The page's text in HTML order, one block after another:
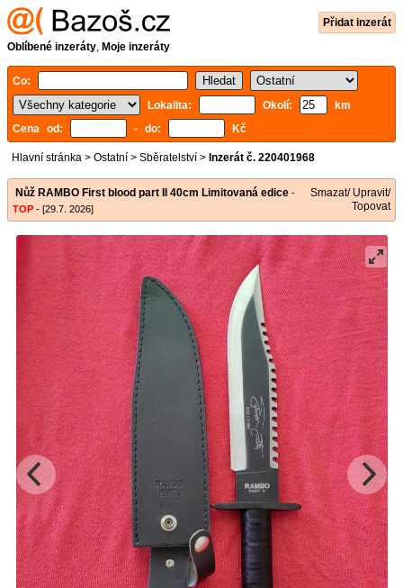
Přidat inzerát
Oblíbené inzeráty, Moje inzeráty
Co:
Lokalita:
Okolí:
km
Cena od:
- do: Kč
Hlavní stránka > Ostatní > Sběratelství > Inzerát č. 220401968
Nůž RAMBO First blood part II 40cm Limitovaná edice -
TOP - [29.7. 2026]
Smazat/ Upravit/
Topovat